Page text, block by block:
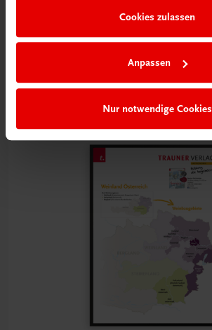
Cookies zulassen
Anpassen
Nur notwendige Cookies
Bildung
Poster: Weinland Frankreich
€ 15,00